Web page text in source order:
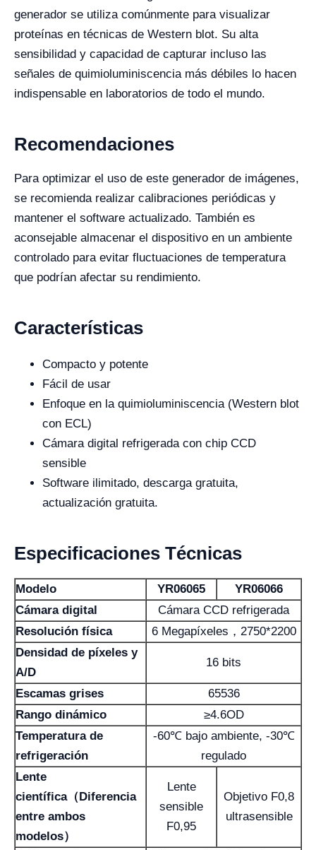
generador se utiliza comúnmente para visualizar
proteínas en técnicas de Western blot. Su alta
sensibilidad y capacidad de capturar incluso las
señales de quimioluminiscencia más débiles lo hacen
indispensable en laboratorios de todo el mundo.
Recomendaciones
Para optimizar el uso de este generador de imágenes,
se recomienda realizar calibraciones periódicas y
mantener el software actualizado. También es
aconsejable almacenar el dispositivo en un ambiente
controlado para evitar fluctuaciones de temperatura
que podrían afectar su rendimiento.
Características
Compacto y potente
Fácil de usar
Enfoque en la quimioluminiscencia (Western blot
con ECL)
Cámara digital refrigerada con chip CCD
sensible
Software ilimitado, descarga gratuita,
actualización gratuita.
Especificaciones Técnicas
Modelo YR06065
YR06066
Cámara digital
Cámara CCD refrigerada
Resolución física
6 Megapíxeles，2750*2200
Densidad de píxeles y
A/D
16 bits
Escamas grises
65536
Rango dinámico
≥4.6OD
Temperatura de
refrigeración
-60℃ bajo ambiente, -30℃
regulado
Lente
científica（Diferencia
entre ambos
modelos）
Lente
sensible
F0,95
Objetivo F0,8
ultrasensible